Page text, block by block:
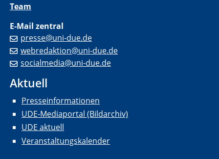
Team
E-Mail zentral
presse@uni-due.de
webredaktion@uni-due.de
socialmedia@uni-due.de
Aktuell
Presseinformationen
UDE-Mediaportal (Bildarchiv)
UDE aktuell
Veranstaltungskalender